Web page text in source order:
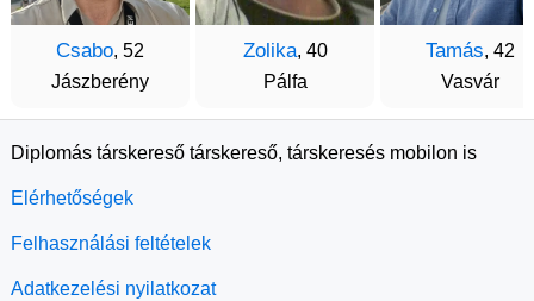
Csabo, 52
Jászberény
Zolika, 40
Pálfa
Tamás, 42
Vasvár
Diplomás társkereső társkereső, társkeresés mobilon is
Elérhetőségek
Felhasználási feltételek
Adatkezelési nyilatkozat